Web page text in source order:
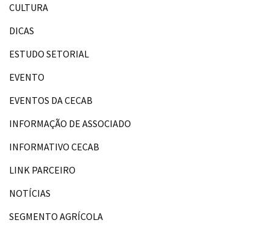
CULTURA
DICAS
ESTUDO SETORIAL
EVENTO
EVENTOS DA CECAB
INFORMAÇÃO DE ASSOCIADO
INFORMATIVO CECAB
LINK PARCEIRO
NOTÍCIAS
SEGMENTO AGRÍCOLA